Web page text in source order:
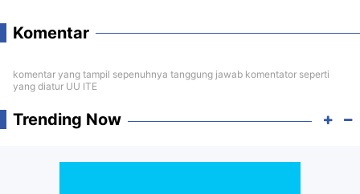
Komentar
komentar yang tampil sepenuhnya tanggung jawab komentator seperti
yang diatur UU ITE
Trending Now